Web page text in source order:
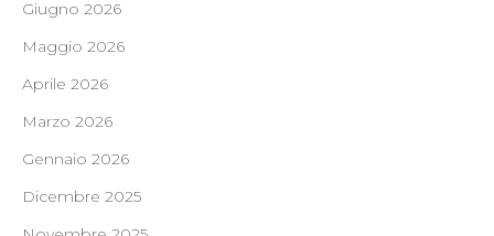
Giugno 2026
Maggio 2026
Aprile 2026
Marzo 2026
Gennaio 2026
Dicembre 2025